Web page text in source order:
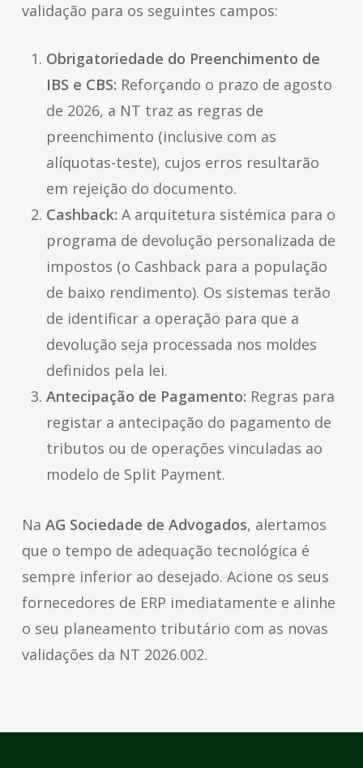
validação para os seguintes campos:
Obrigatoriedade do Preenchimento de
IBS e CBS: Reforçando o prazo de agosto
de 2026, a NT traz as regras de
preenchimento (inclusive com as
alíquotas-teste), cujos erros resultarão
em rejeição do documento.
Cashback: A arquitetura sistémica para o
programa de devolução personalizada de
impostos (o Cashbackpara a população
de baixo rendimento). Os sistemas terão
de identificar a operação para que a
devolução seja processada nos moldes
definidos pela lei.
Antecipação de Pagamento: Regras para
registar a antecipação do pagamento de
tributos ou de operações vinculadas ao
modelo de Split Payment.
Na AG Sociedade de Advogados, alertamos
que o tempo de adequação tecnológica é
sempre inferior ao desejado. Acione os seus
fornecedores de ERP imediatamente e alinhe
o seu planeamento tributário com as novas
validações da NT 2026.002.